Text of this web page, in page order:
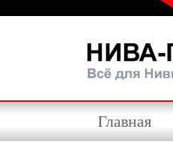
Главная